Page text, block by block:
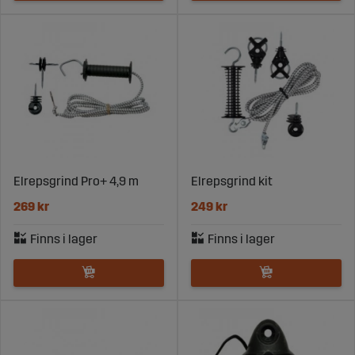
Kompletta grindset för snabb installation
Gallagher erbjuder robusta och genomtänkta lösningar
med hög kvalitet, medan Willab levererar funktionella
och prisvärda alternativ.
elstängsel. Därför är det viktigt att säkerställa god
kontakt och korrekt anslutning så att strömmen leds
vidare när grinden är stängd.
Korrekt anslutning mellan grind och ledare
Med rätt komponenter behåller du spänningen i hela
Elrepsgrind Pro+ 4,9 m
269 kr
Elrepsgrind kit
249 kr